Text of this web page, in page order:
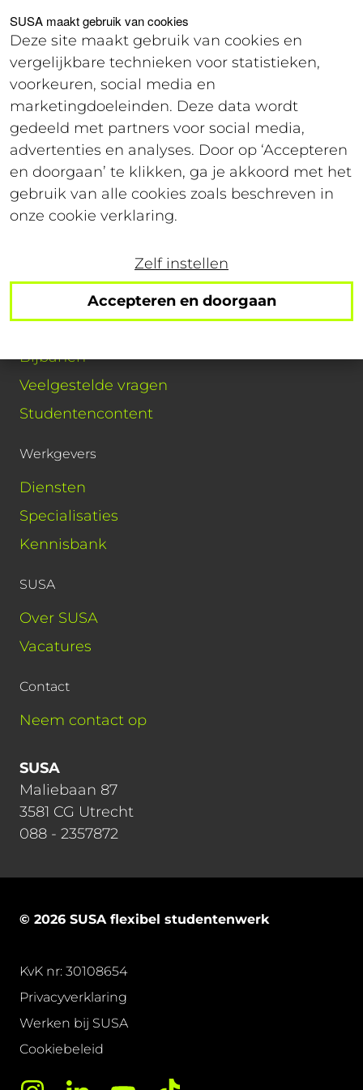
SUSA maakt gebruik van cookies
Deze site maakt gebruik van cookies en
vergelijkbare technieken voor statistieken,
voorkeuren, social media en
marketingdoeleinden. Deze data wordt
gedeeld met partners voor social media,
advertenties en analyses. Door op ‘Accepteren
en doorgaan’ te klikken, ga je akkoord met het
gebruik van alle cookies zoals beschreven in
onze cookie verklaring.
Zelf instellen
Accepteren en doorgaan
Voor studenten Voor werkgevers
Login
Solliciteren
Er is helaas iets fout gegaan. Probeer het
Studenten
Bijbanen
Veelgestelde vragen
Studentencontent
Werkgevers
Diensten
Specialisaties
Kennisbank
SUSA
Over SUSA
Vacatures
Contact
Neem contact op
SUSA
Maliebaan 87
3581 CG Utrecht
088 - 2357872
© 2026 SUSA flexibel studentenwerk
KvK nr: 30108654
Privacyverklaring
Werken bij SUSA
Cookiebeleid